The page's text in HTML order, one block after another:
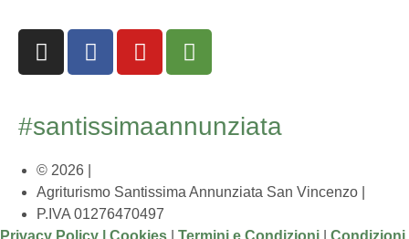
#santissimaannunziata
© 2026 |
Agriturismo Santissima Annunziata San Vincenzo
P.IVA 01276470497